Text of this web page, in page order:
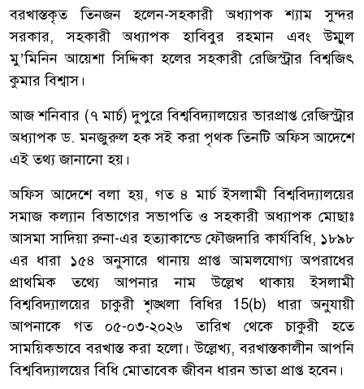
বরখাস্তকৃত তিনজন হলেন-সহকারী অধ্যাপক শ্যাম সুন্দর
সরকার, সহকারী অধ্যাপক হাবিবুর রহমান এবং উম্মুল
মু’মিনিন আয়েশা সিদ্দিকা হলের সহকারী রেজিস্ট্রার বিশ্বজিৎ
কুমার বিশ্বাস।
আজ শনিবার (৭ মার্চ) দুপুরে বিশ্ববিদ্যালয়ের ভারপ্রাপ্ত রেজিস্ট্রার
অধ্যাপক ড. মনজুরুল হক সই করা পৃথক তিনটি অফিস আদেশে
এই তথ্য জানানো হয়।
অফিস আদেশে বলা হয়, গত ৪ মার্চ ইসলামী বিশ্ববিদ্যালয়ের
সমাজ কল্যান বিভাগের সভাপতি ও সহকারী অধ্যাপক মোছাঃ
আসমা সাদিয়া রুনা-এর হত্যাকান্ডে ফৌজদারি কার্যবিধি, ১৮৯৮
এর ধারা ১৫৪ অনুসারে থানায় প্রাপ্ত আমলযোগ্য অপরাধের
প্রাথমিক তথ্যে আপনার নাম উল্লেখ থাকায় ইসলামী
বিশ্ববিদ্যালয়ের চাকুরী শৃঙ্খলা বিধির 15(b) ধারা অনুযায়ী
আপনাকে গত ০৫-০৩-২০২৬ তারিখ থেকে চাকুরী হতে
সাময়িকভাবে বরখাস্ত করা হলো। উল্লেখ্য, বরখাস্তকালীন আপনি
বিশ্ববিদ্যালয়ের বিধি মোতাবেক জীবন ধারন ভাতা প্রাপ্ত হবেন।